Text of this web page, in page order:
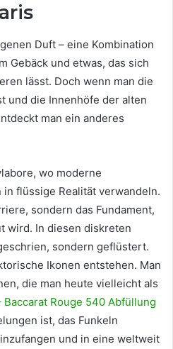
Duft – eine Kombination
Gebäck und etwas, das sich
lässt. Doch wenn man die
und die Innenhöfe der alten
man ein anderes
wo moderne
flüssige Realität verwandeln.
sondern das Fundament,
wird. In diesen diskreten
sondern geflüstert.
Ikonen entstehen. Man
die man heute vielleicht als
Rouge 540 Abfüllung
ist, das Funkeln
und in eine weltweit